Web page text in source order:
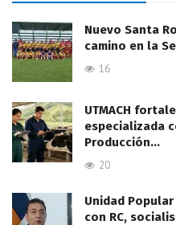
Nuevo Santa
camino en la
16
UTMACH
especializada
Producción…
20
Unidad
con RC,